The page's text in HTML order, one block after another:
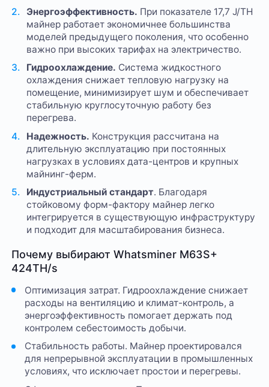
Энергоэффективность. При показателе 17,7 J/TH
майнер работает экономичнее большинства
моделей предыдущего поколения, что особенно
важно при высоких тарифах на электричество.
Гидроохлаждение. Система жидкостного
охлаждения снижает тепловую нагрузку на
помещение, минимизирует шум и обеспечивает
стабильную круглосуточную работу без
перегрева.
Надежность. Конструкция рассчитана на
длительную эксплуатацию при постоянных
нагрузках в условиях дата-центров и крупных
майнинг-ферм.
Индустриальный стандарт. Благодаря
стойковому форм-фактору майнер легко
интегрируется в существующую инфраструктуру
и подходит для масштабирования бизнеса.
Почему выбирают Whatsminer M63S+
424TH/s
Оптимизация затрат. Гидроохлаждение снижает
расходы на вентиляцию и климат-контроль, а
энергоэффективность помогает держать под
контролем себестоимость добычи.
Стабильность работы. Майнер проектировался
для непрерывной эксплуатации в промышленных
условиях, что исключает простои и перегревы.